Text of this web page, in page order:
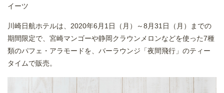
イーツ
川崎日航ホテルは、2020年6月1日（月）～8月31日（月）までの
期間限定で、宮崎マンゴーや静岡クラウンメロンなどを使った7種
類のパフェ・アラモードを、バーラウンジ「夜間飛行」のティー
タイムで販売。